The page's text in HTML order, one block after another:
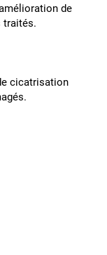
de
traités.
cicatrisation